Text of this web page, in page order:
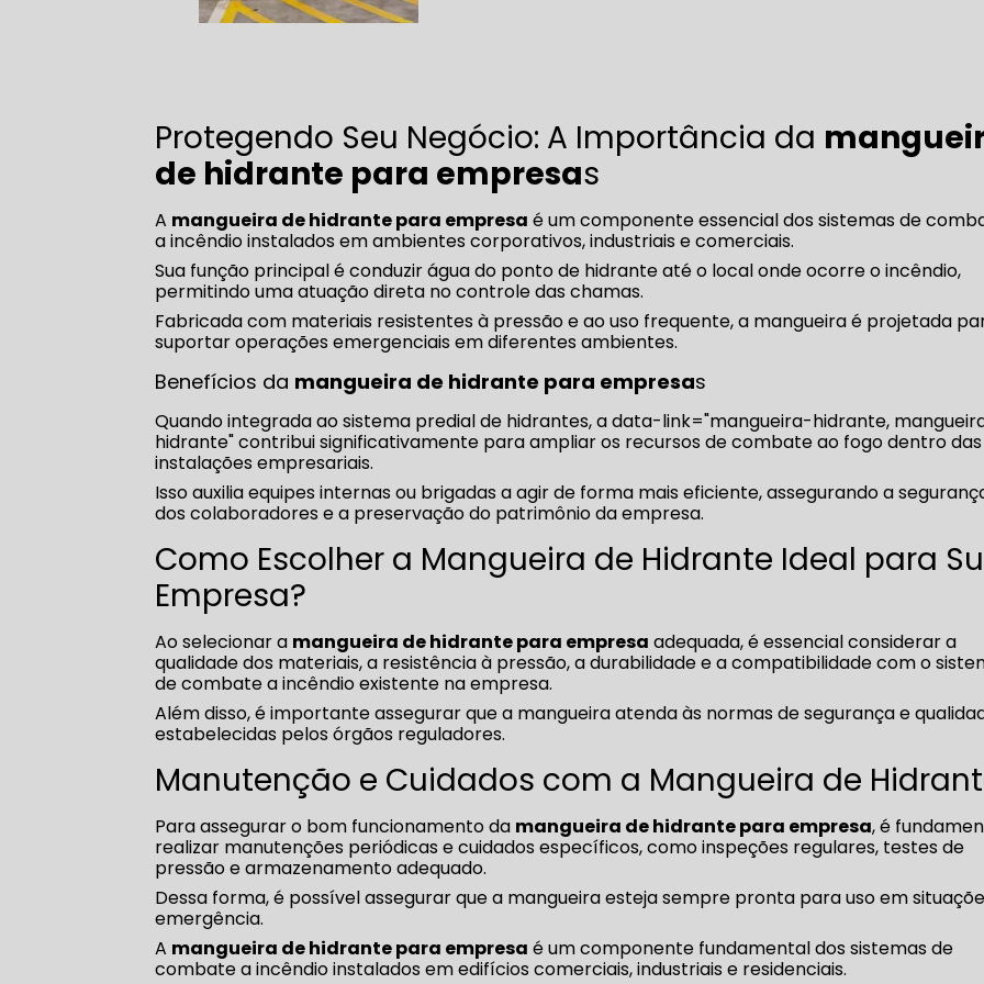
Protegendo Seu Negócio: A Importância da
de hidrante para empresas
A mangueira de hidrante para empresa é um componente essencial dos sistemas de
a incêndio instalados em ambientes corporativos, industriais e comerciais.
Sua função principal é conduzir água do ponto de hidrante até o local onde ocorre o incêndio,
permitindo uma atuação direta no controle das chamas.
Fabricada com materiais resistentes à pressão e ao uso frequente, a mangueira é projetada
suportar operações emergenciais em diferentes ambientes.
Benefícios da mangueira de hidrante para empresas
Quando integrada ao sistema predial de hidrantes, a data-link="mangueira-hidrante,
hidrante" contribui significativamente para ampliar os recursos de combate ao fogo dentro das
instalações empresariais.
Isso auxilia equipes internas ou brigadas a agir de forma mais eficiente, assegurando a
dos colaboradores e a preservação do patrimônio da empresa.
Como Escolher a Mangueira de Hidrante Ideal para
Empresa?
Ao selecionar a mangueira de hidrante para empresa adequada, é essencial considerar a
qualidade dos materiais, a resistência à pressão, a durabilidade e a compatibilidade com o
de combate a incêndio existente na empresa.
Além disso, é importante assegurar que a mangueira atenda às normas de segurança e
estabelecidas pelos órgãos reguladores.
Manutenção e Cuidados com a Mangueira de
Para assegurar o bom funcionamento da mangueira de hidrante para empresa, é
realizar manutenções periódicas e cuidados específicos, como inspeções regulares, testes de
pressão e armazenamento adequado.
Dessa forma, é possível assegurar que a mangueira esteja sempre pronta para uso em
emergência.
A mangueira de hidrante para empresa é um componente fundamental dos sistemas de
combate a incêndio instalados em edifícios comerciais, industriais e residenciais.